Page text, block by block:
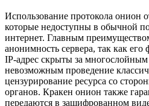
Использование протокола онион
которые недоступны в обычной
интернет. Главным
анонимность сервера, так как
IP-адрес скрыты за
невозможным проведение
цензурирование ресурса со
органов. Кракен онион также
передаются в зашифрованном